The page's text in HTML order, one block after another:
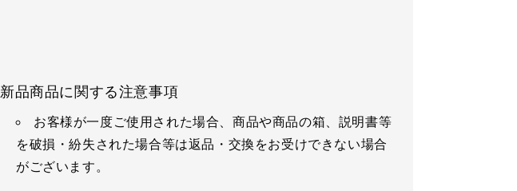
新品商品に関する注意事項
お客様が一度ご使用された場合、商品や商品の箱、説明書等
を破損・紛失された場合等は返品・交換をお受けできない場合
がございます。